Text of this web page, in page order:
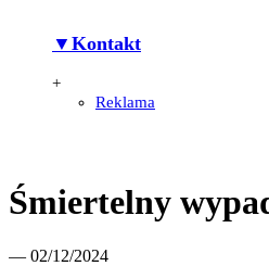
▼Kontakt
+
Reklama
Śmiertelny
— 02/12/2024